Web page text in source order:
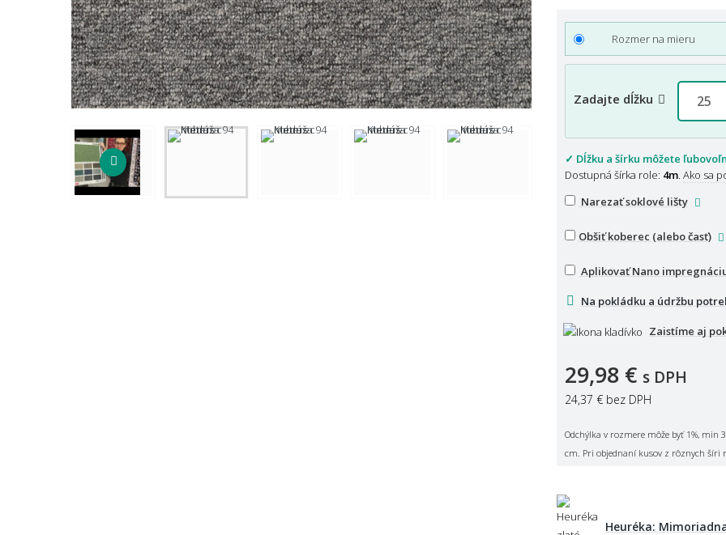
Rozmer na mieru
Zadajte dĺžku
✓ Dĺžku a šírku môžete
Dostupná šírka role: 4m Ako sa
Narezať soklové lišty
Obšiť koberec (alebo časť)
Na pokládku a údržbu
Aplikovať Nano
Zaistíme aj
29,98 € s DPH
24,37 € bez DPH
Odchýlka v rozmere môže byť 1%, min
cm. Pri objednaní kusov z rôznych šíri
Heuréka: